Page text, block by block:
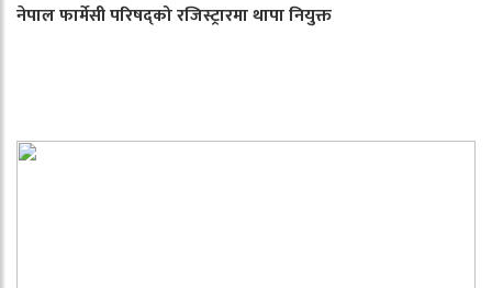
नेपाल फार्मेसी परिषद्को रजिस्ट्रारमा थापा नियुक्त